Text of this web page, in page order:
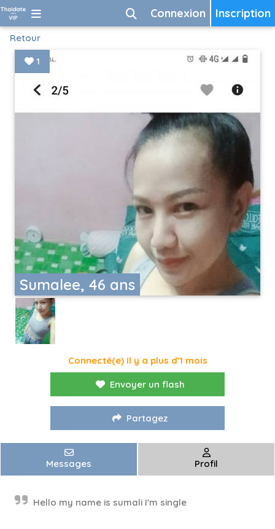
Inscription
Connexion
Retour
Sumalee, 46 ans
1
Connecté(e) il y a plus d'1 mois
Envoyer un flash
Partagez
Messages Profil
Hello my name is sumali I'm single